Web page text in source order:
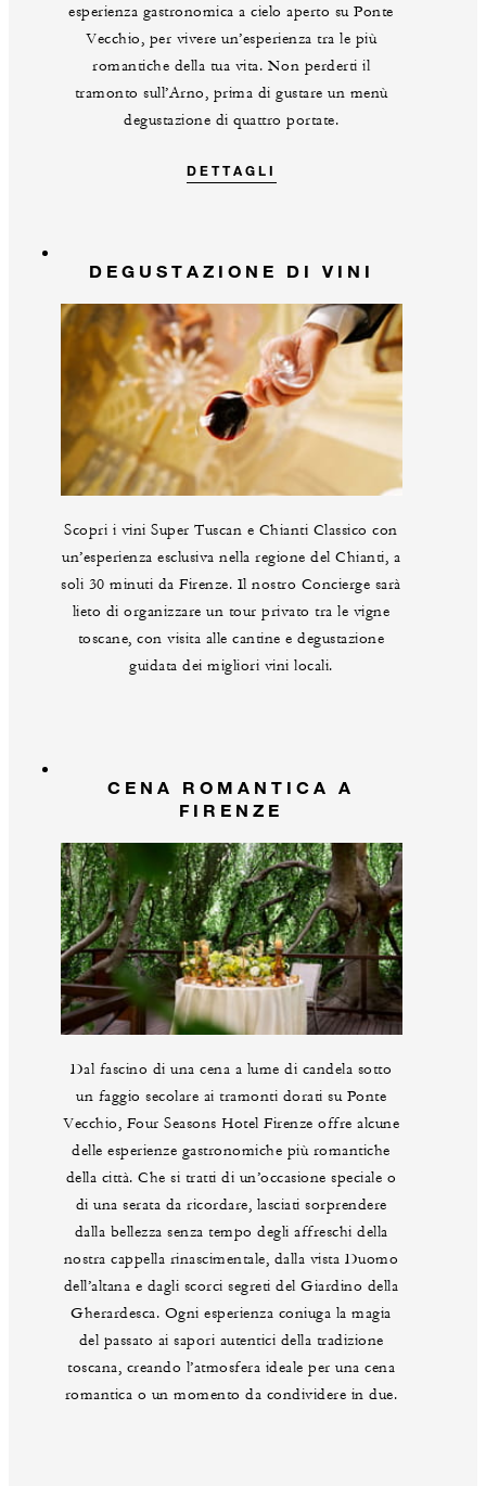
esperienza gastronomica a cielo aperto su Ponte
Vecchio, per vivere un’esperienza tra le più
romantiche della tua vita. Non perderti il
tramonto sull’Arno, prima di gustare un menù
degustazione di quattro portate.
DETTAGLI
DEGUSTAZIONE DI VINI
Scopri i vini Super Tuscan e Chianti Classico con
un’esperienza esclusiva nella regione del Chianti, a
soli 30 minuti da Firenze. Il nostro Concierge sarà
lieto di organizzare un tour privato tra le vigne
toscane, con visita alle cantine e degustazione
guidata dei migliori vini locali.
CENA ROMANTICA A
FIRENZE
Dal fascino di una cena a lume di candela sotto
un faggio secolare ai tramonti dorati su Ponte
Vecchio, Four Seasons Hotel Firenze offre alcune
delle esperienze gastronomiche più romantiche
della città. Che si tratti di un’occasione speciale o
di una serata da ricordare, lasciati sorprendere
dalla bellezza senza tempo degli affreschi della
nostra cappella rinascimentale, dalla vista Duomo
dell’altana e dagli scorci segreti del Giardino della
Gherardesca. Ogni esperienza coniuga la magia
del passato ai sapori autentici della tradizione
toscana, creando l’atmosfera ideale per una cena
romantica o un momento da condividere in due.